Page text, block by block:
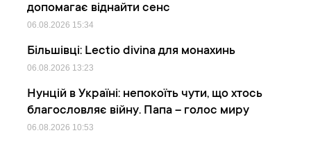
допомагає віднайти сенс
06.08.2026 15:34
Більшівці: Lectio divina для монахинь
06.08.2026 13:23
Нунцій в Україні: непокоїть чути, що хтось
благословляє війну. Папа – голос миру
06.08.2026 10:53